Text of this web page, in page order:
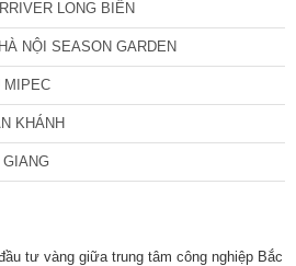
LONG BIÊN
NỘI SEASON GARDEN
MIPEC
KHÁNH
tư vàng giữa trung tâm công nghiệp Bắc